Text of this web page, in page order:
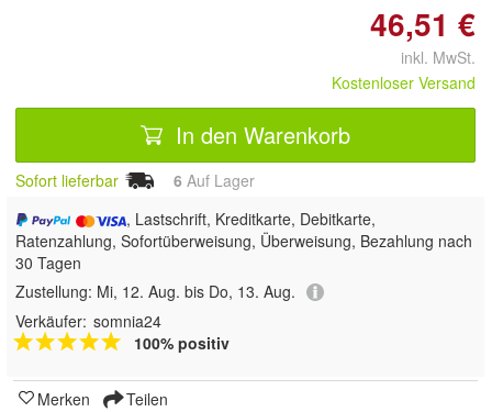
46,51 €
inkl. MwSt.
Kostenloser Versand
In den Warenkorb
Sofort lieferbar 6 Auf Lager
, Lastschrift, Kreditkarte, Debitkarte,
Ratenzahlung, Sofortüberweisung, Überweisung, Bezahlung nach
30 Tagen
Zustellung: Mi, 12. Aug. bis Do, 13. Aug.
Verkäufer: somnia24
100% positiv
Merken Teilen